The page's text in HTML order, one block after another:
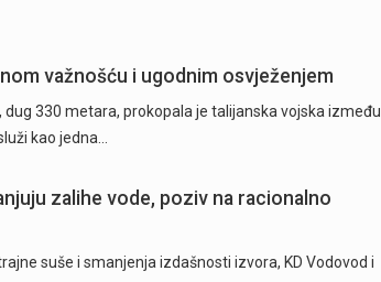
važnošću i ugodnim osvježenjem
330 metara, prokopala je talijanska vojska između
kao jedna…
zalihe vode, poziv na racionalno
suše i smanjenja izdašnosti izvora, KD Vodovod i